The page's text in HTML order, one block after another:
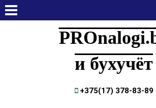
и бухучёт
+375(17) 378-83-89